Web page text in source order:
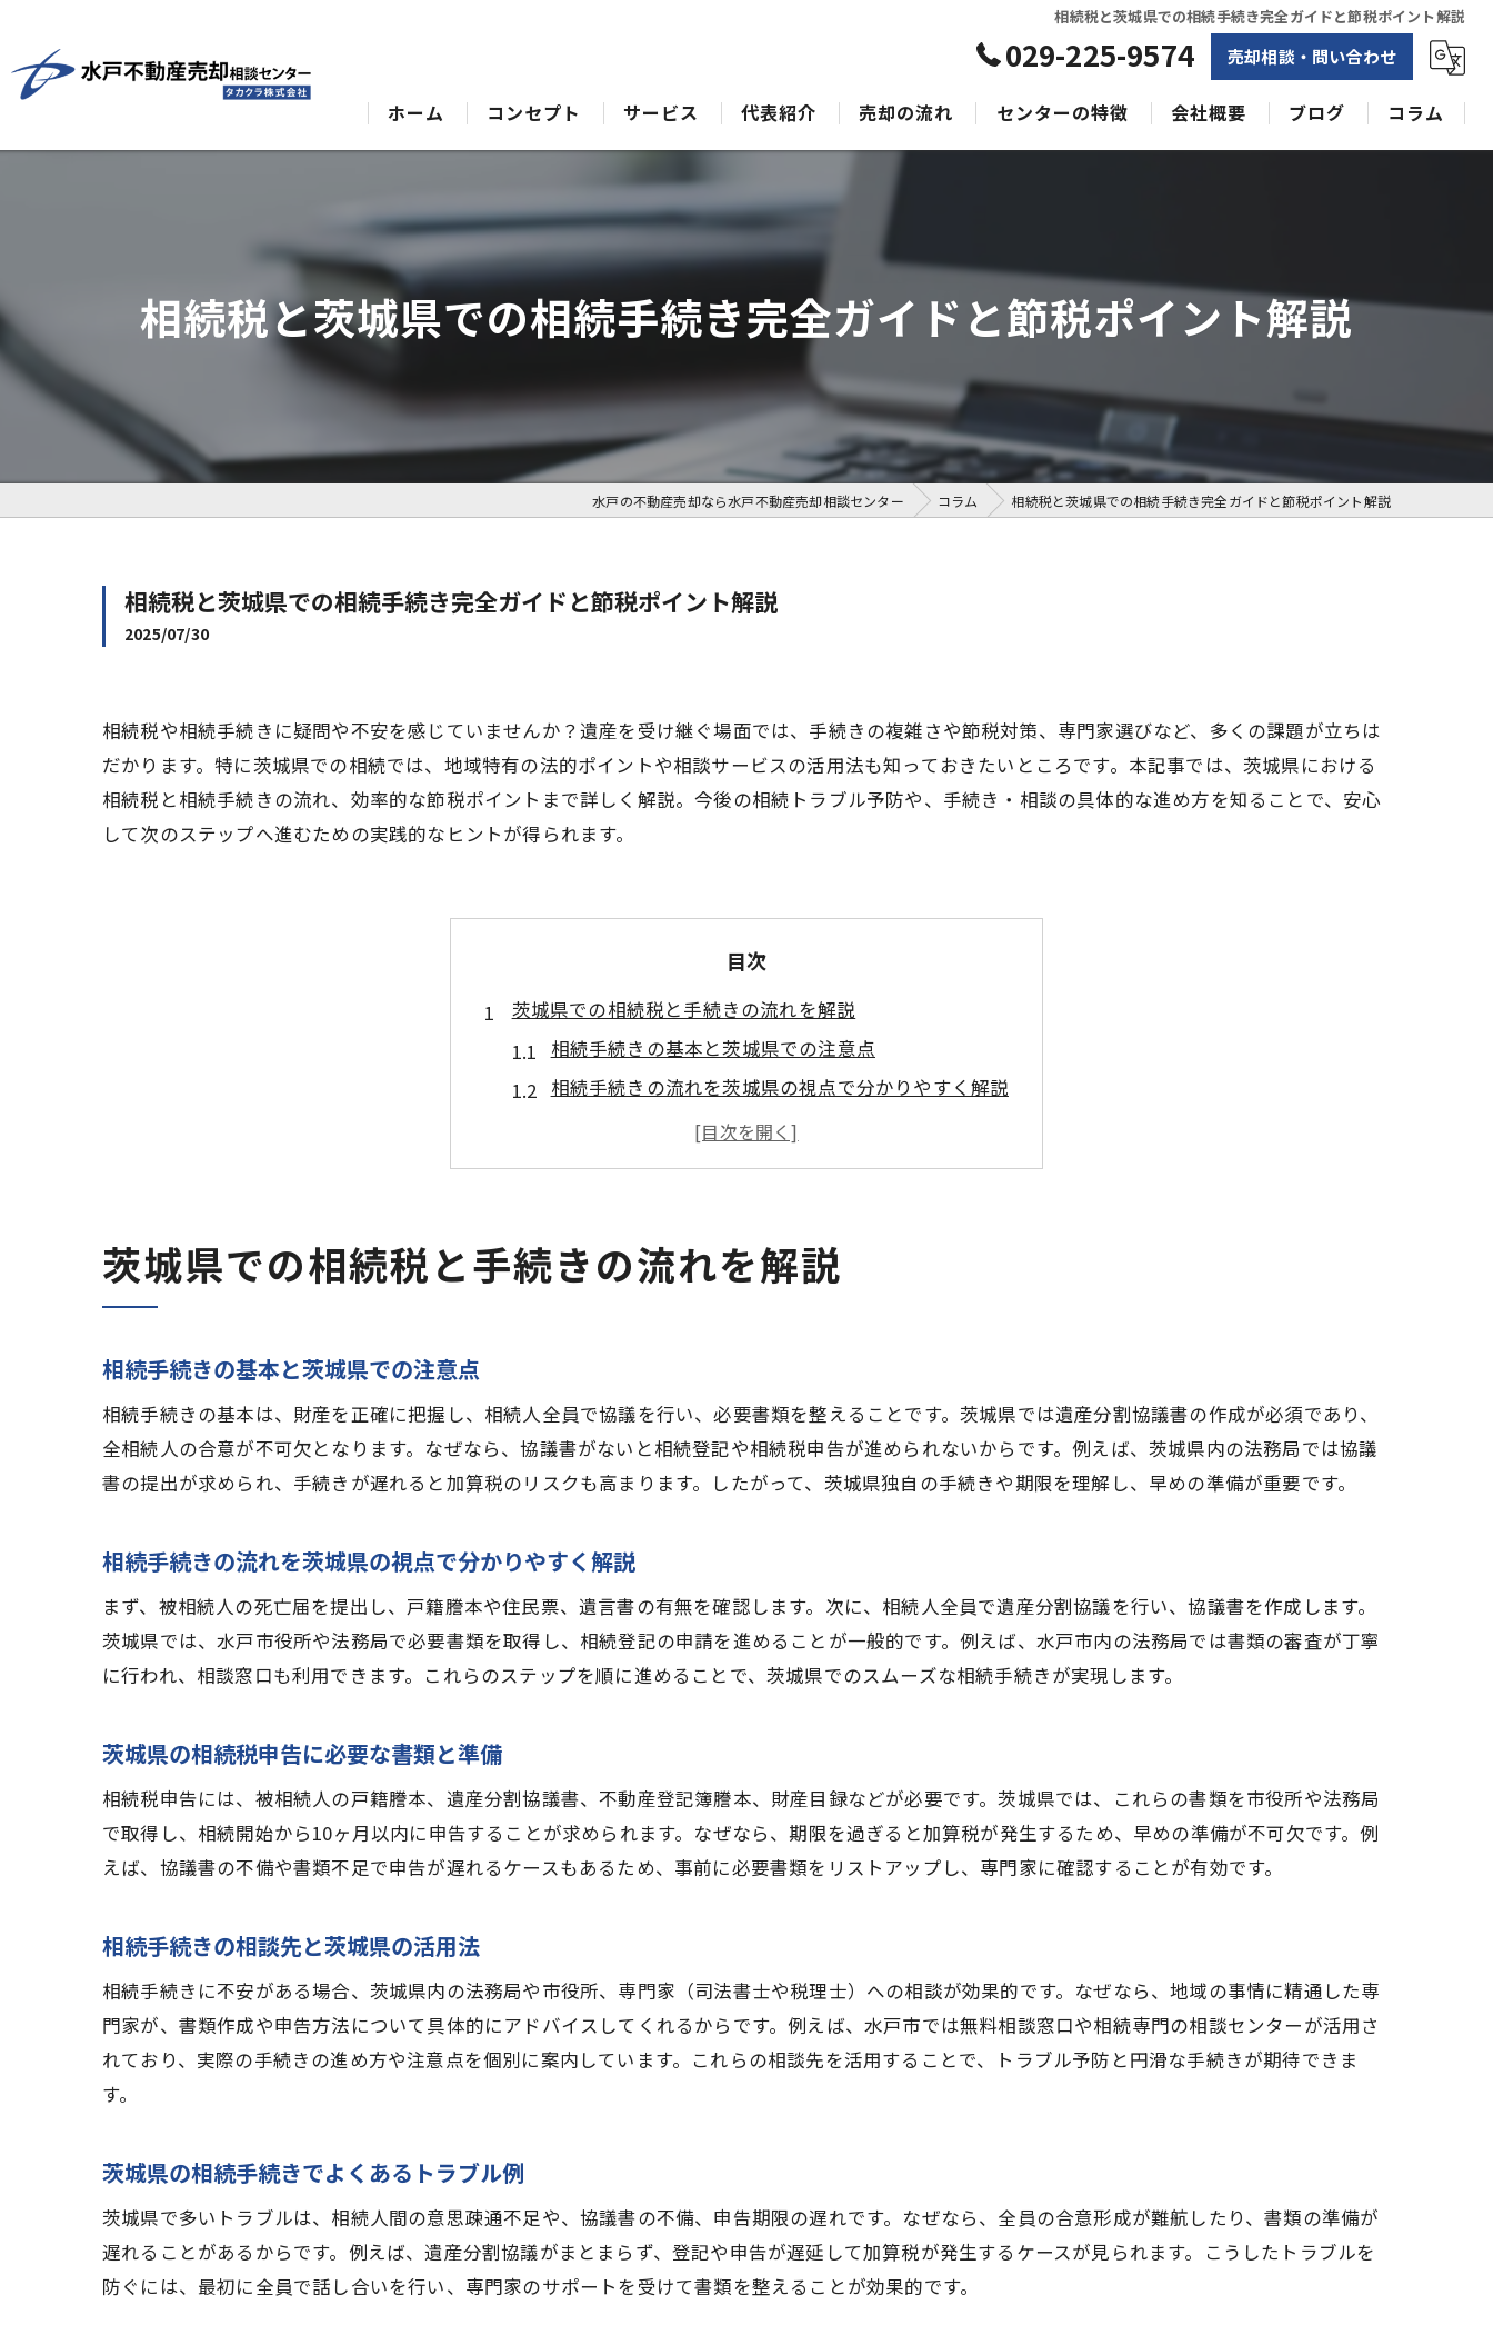
相続税と茨城県での相続手続き完全ガイドと節税ポイント解説
029-225-9574 売却相談・問い合わせ
ホーム コンセプト
水戸の不動産売却･水戸不動産売却相談センターのサポート
水戸の不動産売却･水戸不動産売却相談センターの最適なアドバイス
サービス 代表紹介 売却の流れ センターの特徴
戸建て
収益物件
会社概要 ブログ コラム
相続税と茨城県での相続手続き完全ガイドと節税ポイント解説
水戸の不動産売却なら水戸不動産売却相談センター コラム 相続税と茨城県での相続手続き完全ガイドと節税ポイント解説
相続税と茨城県での相続手続き完全ガイドと節税ポイント解説
2025/07/30
相続税や相続手続きに疑問や不安を感じていませんか？遺産を受け継ぐ場面では、手続きの複雑さや節税対策、専門家選びなど、多くの課題が立ちは
だかります。特に茨城県での相続では、地域特有の法的ポイントや相談サービスの活用法も知っておきたいところです。本記事では、茨城県における
相続税と相続手続きの流れ、効率的な節税ポイントまで詳しく解説。今後の相続トラブル予防や、手続き・相談の具体的な進め方を知ることで、安心
して次のステップへ進むための実践的なヒントが得られます。
目次
茨城県での相続税と手続きの流れを解説
相続手続きの基本と茨城県での注意点
相続手続きの流れを茨城県の視点で分かりやすく解説
茨城県の相続税申告に必要な書類と準備
相続手続きの相談先と茨城県の活用法
相続手続きの地域特有ポイントとその対策
相続手続きに悩む方必見の茨城県ポイント
相続手続きの効率化に役立つ茨城県の情報源
茨城県で相続手続きを進める際の節税視点
節税対策を考えるなら相続税の基礎を知ろう
相続手続きと節税の基本を茨城県で学ぶ
茨城県で知っておくべき相続税の基礎知識
相続手続きにおける節税ポイントの実践法
相続手続きから見た将来の節税対策の考え方
相続税申告で失敗しない茨城県の注意点
相続手続き時の申告ミスを防ぐ茨城県の対策
茨城県で相続税申告の際に気をつけたい手順
相続手続きの書類不備を防ぐ茨城県の工夫
相続税申告後も安心できる茨城県の確認方法
相続手続きを無料で相談する際のポイント
茨城県の相談センターや口コミ情報の活かし方
相続手続きの疑問を無料相談で解決するコツ
茨城県での相続税と手続きの流れを解説
相続手続きの基本と茨城県での注意点
相続手続きの基本は、財産を正確に把握し、相続人全員で協議を行い、必要書類を整えることです。茨城県では遺産分割協議書の作成が必須であり、
全相続人の合意が不可欠となります。なぜなら、協議書がないと相続登記や相続税申告が進められないからです。例えば、茨城県内の法務局では協議
書の提出が求められ、手続きが遅れると加算税のリスクも高まります。したがって、茨城県独自の手続きや期限を理解し、早めの準備が重要です。
相続手続きの流れを茨城県の視点で分かりやすく解説
まず、被相続人の死亡届を提出し、戸籍謄本や住民票、遺言書の有無を確認します。次に、相続人全員で遺産分割協議を行い、協議書を作成します。
茨城県では、水戸市役所や法務局で必要書類を取得し、相続登記の申請を進めることが一般的です。例えば、水戸市内の法務局では書類の審査が丁寧
に行われ、相談窓口も利用できます。これらのステップを順に進めることで、茨城県でのスムーズな相続手続きが実現します。
茨城県の相続税申告に必要な書類と準備
相続税申告には、被相続人の戸籍謄本、遺産分割協議書、不動産登記簿謄本、財産目録などが必要です。茨城県では、これらの書類を市役所や法務局
で取得し、相続開始から10ヶ月以内に申告することが求められます。なぜなら、期限を過ぎると加算税が発生するため、早めの準備が不可欠です。例
えば、協議書の不備や書類不足で申告が遅れるケースもあるため、事前に必要書類をリストアップし、専門家に確認することが有効です。
相続手続きの相談先と茨城県の活用法
相続手続きに不安がある場合、茨城県内の法務局や市役所、専門家（司法書士や税理士）への相談が効果的です。なぜなら、地域の事情に精通した専
門家が、書類作成や申告方法について具体的にアドバイスしてくれるからです。例えば、水戸市では無料相談窓口や相続専門の相談センターが活用さ
れており、実際の手続きの進め方や注意点を個別に案内しています。これらの相談先を活用することで、トラブル予防と円滑な手続きが期待できま
す。
茨城県の相続手続きでよくあるトラブル例
茨城県で多いトラブルは、相続人間の意思疎通不足や、協議書の不備、申告期限の遅れです。なぜなら、全員の合意形成が難航したり、書類の準備が
遅れることがあるからです。例えば、遺産分割協議がまとまらず、登記や申告が遅延して加算税が発生するケースが見られます。こうしたトラブルを
防ぐには、最初に全員で話し合いを行い、専門家のサポートを受けて書類を整えることが効果的です。